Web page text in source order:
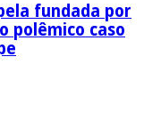
fundada por
polêmico caso